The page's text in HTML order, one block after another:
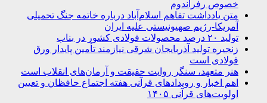
خصوص رفراندوم
متن یادداشت تفاهم اسلام‌آباد درباره خاتمه جنگ تحمیلی
آمریکا-رژیم صهیونیستی علیه ایران
تولید ۲۰ درصد محصولات فولادی کشور در بناب
زنجیره تولید آذربایجان شرقی نیازمند تأمین پایدار ورق
فولادی است
هنر متعهد، سنگر روایت حقیقت و آرمان‌های انقلاب است
اهم اخبار و رویدادهای قرآنی هفته اجتماع حافظان و تعیین
اولویت‌های قرآنی ۱۴۰۵